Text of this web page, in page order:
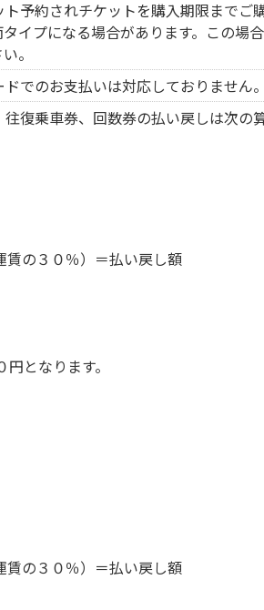
予約されチケットを購入期限までご
イプになる場合があります。この場
。
でのお支払いは対応しておりません。
復乗車券、回数券の払い戻しは次の算
の３０％）＝払い戻し額
となります。
の３０％）＝払い戻し額